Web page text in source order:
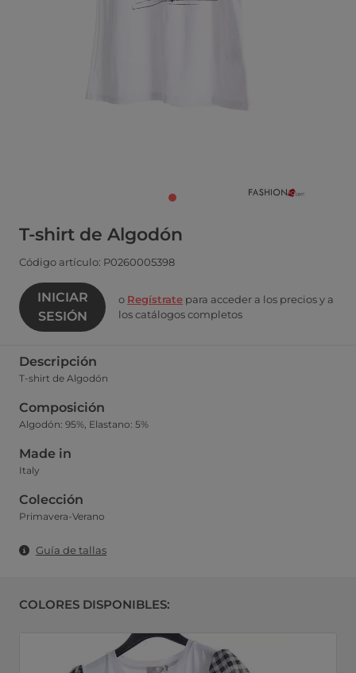
T-shirt de Algodón
Código artículo: P0260005398
INICIAR
SESIÓN
o Regístrate para acceder a los precios y a
los catálogos completos
Descripción
T-shirt de Algodón
Composición
Algodón: 95%, Elastano: 5%
Made in
Italy
Colección
Primavera-Verano
Guía de tallas
COLORES DISPONIBLES: